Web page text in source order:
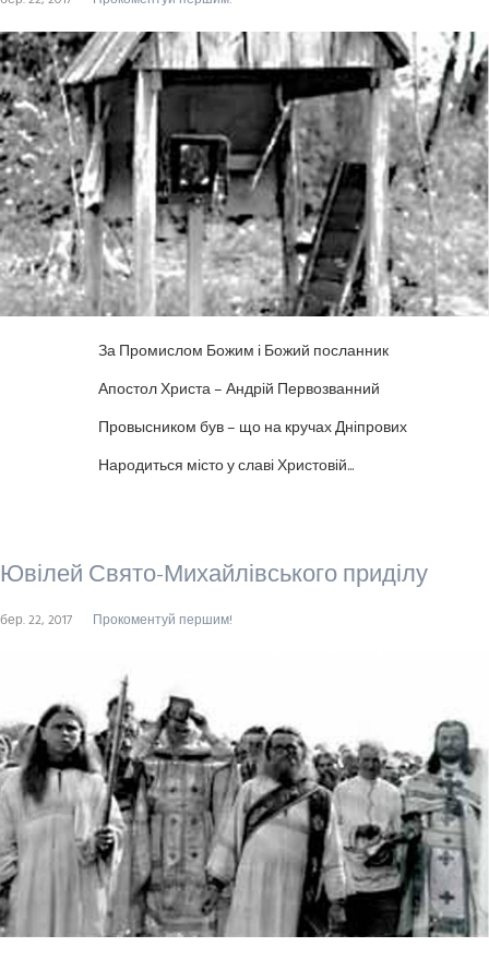
За Промислом Божим і Божий посланник
Апостол Христа – Андрій Первозванний
Провысником був – що на кручах Дніпрових
Народиться місто у славі Христовій...
Ювілей Свято-Михайлівського приділу
бер. 22, 2017 Прокоментуй першим!